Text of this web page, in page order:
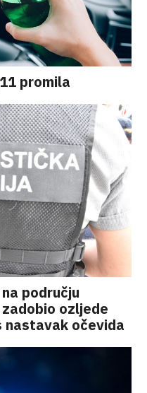
promila
području
ozljede
nastavak očevida